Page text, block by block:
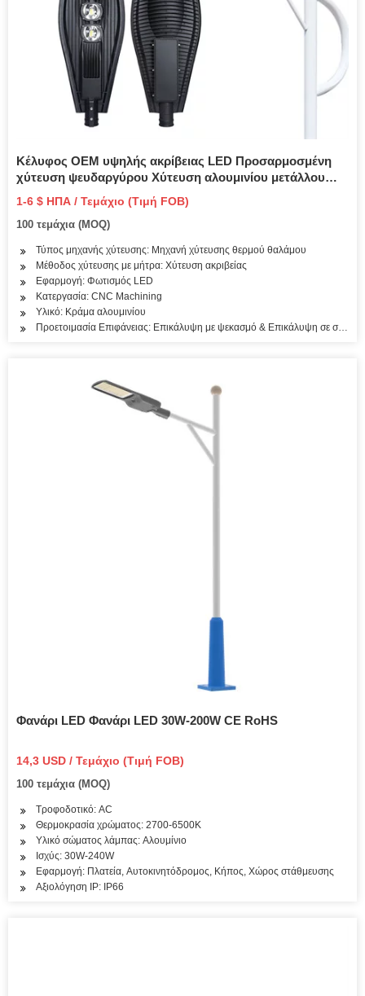
Κέλυφος OEM υψηλής ακρίβειας LED Προσαρμοσμένη
χύτευση ψευδαργύρου Χύτευση αλουμινίου μετάλλου
φωτισμού με επίκεντρο LED Εξαρτήματα περιβλήματος
χύτευσης με μήτρα
1-6 $ ΗΠΑ / Τεμάχιο (Τιμή FOB)
100 τεμάχια (MOQ)
Τύπος μηχανής χύτευσης: Μηχανή χύτευσης θερμού θαλάμου
Μέθοδος χύτευσης με μήτρα: Χύτευση ακριβείας
Εφαρμογή: Φωτισμός LED
Κατεργασία: CNC Machining
Υλικό: Κράμα αλουμινίου
Προετοιμασία Επιφάνειας: Επικάλυψη με ψεκασμό & Επικάλυψη σε
Φανάρι LED Φανάρι LED 30W-200W CE RoHS
14,3 USD / Τεμάχιο (Τιμή FOB)
100 τεμάχια (MOQ)
Τροφοδοτικό: AC
Θερμοκρασία χρώματος: 2700-6500K
Υλικό σώματος λάμπας: Αλουμίνιο
Ισχύς: 30W-240W
Εφαρμογή: Πλατεία, Αυτοκινητόδρομος, Κήπος, Χώρος στάθμευσης
Αξιολόγηση IP: IP66